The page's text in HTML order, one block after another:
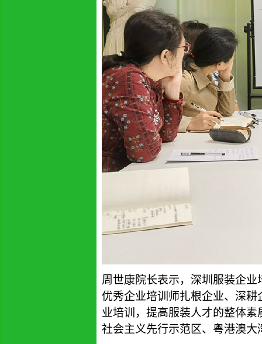
周世康院长表示， 深圳服装企业
优秀企业培训师扎根企业、深耕
业培训， 提高服装人才的整体素
社会主义先行示范区、粤港澳大